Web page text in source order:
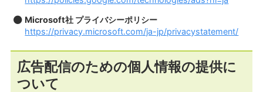
Microsoft社 プライバシーポリシー
https://privacy.microsoft.com/ja-jp/privacystatement/
広告配信のための個人情報の提供に
ついて